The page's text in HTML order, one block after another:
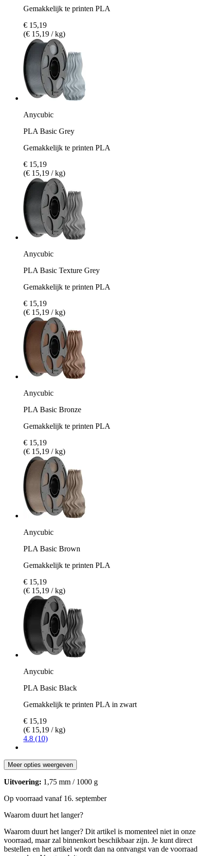
Gemakkelijk te printen PLA
€ 15,19
(€ 15,19 / kg)
Anycubic
PLA Basic Grey
Gemakkelijk te printen PLA
€ 15,19
(€ 15,19 / kg)
Anycubic
PLA Basic Texture Grey
Gemakkelijk te printen PLA
€ 15,19
(€ 15,19 / kg)
Anycubic
PLA Basic Bronze
Gemakkelijk te printen PLA
€ 15,19
(€ 15,19 / kg)
Anycubic
PLA Basic Brown
Gemakkelijk te printen PLA
€ 15,19
(€ 15,19 / kg)
Anycubic
PLA Basic Black
Gemakkelijk te printen PLA in zwart
€ 15,19
(€ 15,19 / kg)
4.8 (10)
Meer opties weergeven
Uitvoering: 1,75 mm / 1000 g
Op voorraad vanaf 16. september
Waarom duurt het langer?
Waarom duurt het langer? Dit artikel is momenteel niet in onze
voorraad, maar zal binnenkort beschikbaar zijn. Je kunt direct
bestellen en het artikel wordt dan na ontvangst van de voorraad